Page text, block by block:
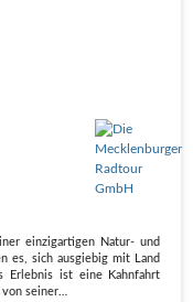
einzigartigen Natur- und
es, sich ausgiebig mit Land
Erlebnis ist eine Kahnfahrt
von seiner…